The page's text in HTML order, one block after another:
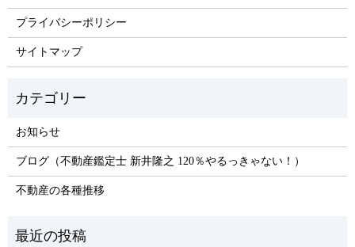
プライバシーポリシー
サイトマップ
お知らせ
ブログ（不動産鑑定士 新井隆之 120％やるっきゃない！）
不動産の各種推移